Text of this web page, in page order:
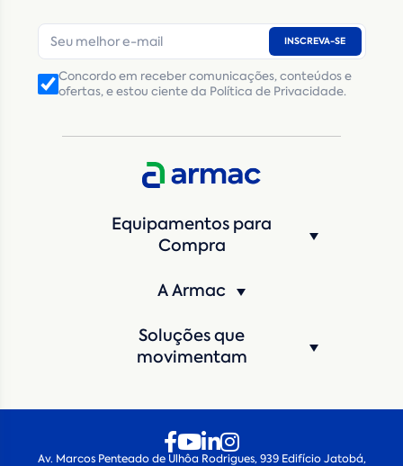
INSCREVA-SE
Concordo em receber comunicações, conteúdos e
ofertas, e estou ciente da Política de Privacidade.
Equipamentos para
Compra
A Armac
Soluções que
movimentam
Av. Marcos Penteado de Ulhôa Rodrigues, 939 Edifício Jatobá,